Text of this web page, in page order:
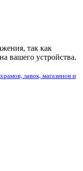
так как
вашего устройства.
лавок, магазинов и